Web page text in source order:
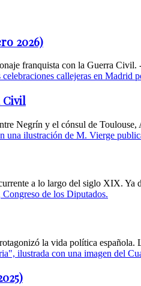
2026)
franquista con la Guerra
Civil
Negrín y el cónsul de
a lo largo del siglo XIX. Ya
la vida política